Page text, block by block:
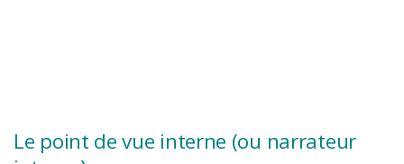
Le point de vue interne (ou narrateur